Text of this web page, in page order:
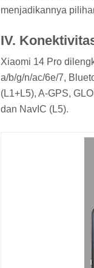
menjadikannya
IV.
Xiaomi 14 Pro
a/b/g/n/ac/6e/7,
(L1+L5), A-GPS,
dan NavIC (L5).